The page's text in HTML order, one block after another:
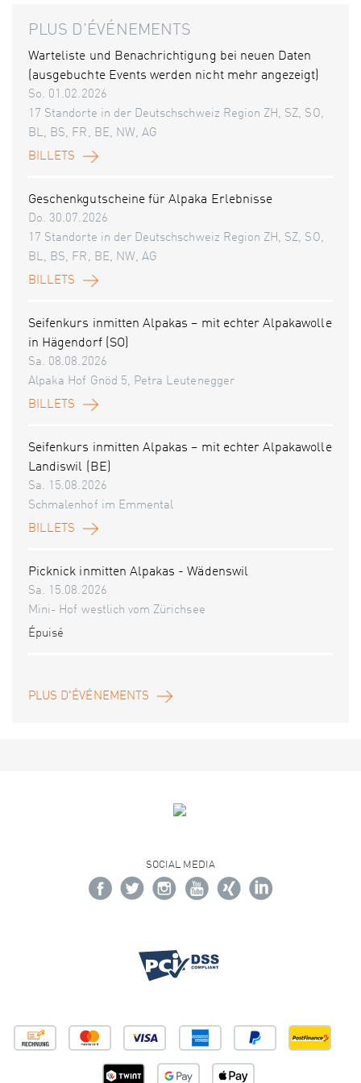
PLUS D'ÉVÉNEMENTS
Warteliste und Benachrichtigung bei neuen Daten
(ausgebuchte Events werden nicht mehr angezeigt)
So. 01.02.2026
17 Standorte in der Deutschschweiz Region ZH, SZ, SO,
BL, BS, FR, BE, NW, AG
BILLETS
Geschenkgutscheine für Alpaka Erlebnisse
Do. 30.07.2026
17 Standorte in der Deutschschweiz Region ZH, SZ, SO,
BL, BS, FR, BE, NW, AG
BILLETS
Seifenkurs inmitten Alpakas – mit echter Alpakawolle
in Hägendorf (SO)
Sa. 08.08.2026
Alpaka Hof Gnöd 5, Petra Leutenegger
BILLETS
Seifenkurs inmitten Alpakas – mit echter Alpakawolle
Landiswil (BE)
Sa. 15.08.2026
Schmalenhof im Emmental
BILLETS
Picknick inmitten Alpakas - Wädenswil
Sa. 15.08.2026
Mini- Hof westlich vom Zürichsee
Épuisé
PLUS D'ÉVÉNEMENTS
SOCIAL MEDIA